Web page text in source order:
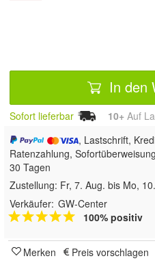
In den
Sofort lieferbar 10+ Auf
, Lastschrift,
Ratenzahlung,
30 Tagen
Zustellung: Fr, 7. Aug. bis Mo,
Verkäufer: GW-Center
100% positiv
Merken Preis vorschlagen